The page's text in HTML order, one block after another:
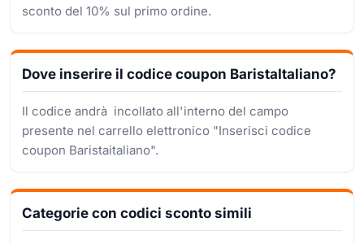
sconto del 10% sul primo ordine.
Dove inserire il codice coupon BaristaItaliano?
Il codice andrà incollato all'interno del campo
presente nel carrello elettronico "Inserisci codice
coupon Baristaitaliano".
Categorie con codici sconto simili